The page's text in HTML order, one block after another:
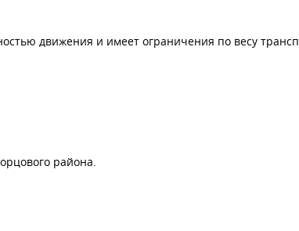
движения и имеет ограничения по весу
района.